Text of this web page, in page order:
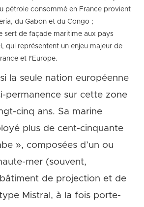
pétrole consommé en France provient
du Gabon et du Congo ;
sert de façade maritime aux pays
qui représentent un enjeu majeur de
et l’Europe.
la seule nation européenne
permanence sur cette zone
cinq ans. Sa marine
plus de cent-cinquante
», composées d’un ou
mer (souvent,
de projection et de
Mistral, à la fois porte-